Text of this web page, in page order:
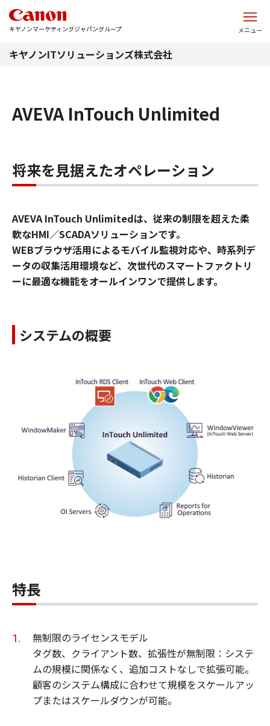
キヤノンマーケティングジャパングループ メニュー
キヤノンITソリューションズ株式会社
AVEVA InTouch Unlimited
将来を見据えたオペレーション
AVEVA InTouch Unlimitedは、従来の制限を超えた柔
軟なHMI／SCADAソリューションです。
WEBブラウザ活用によるモバイル監視対応や、時系列デ
ータの収集活用環境など、次世代のスマートファクトリ
ーに最適な機能をオールインワンで提供します。
システムの概要
特長
無制限のライセンスモデル
タグ数、クライアント数、拡張性が無制限：システ
ムの規模に関係なく、追加コストなしで拡張可能。
顧客のシステム構成に合わせて規模をスケールアッ
プまたはスケールダウンが可能。